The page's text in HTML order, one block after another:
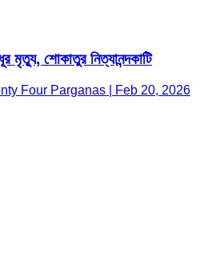
মৃত্যু, শোকাতুর নিত্যানন্দকাটি
Four Parganas | Feb 20, 2026